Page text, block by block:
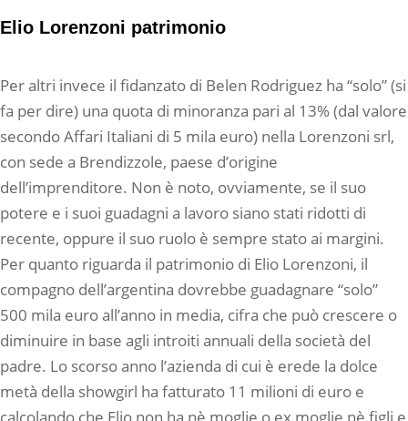
Elio Lorenzoni patrimonio
Per altri invece il fidanzato di Belen Rodriguez ha “solo” (si
fa per dire) una quota di minoranza pari al 13% (dal valore
secondo Affari Italiani di 5 mila euro) nella Lorenzoni srl,
con sede a Brendizzole, paese d’origine
dell’imprenditore. Non è noto, ovviamente, se il suo
potere e i suoi guadagni a lavoro siano stati ridotti di
recente, oppure il suo ruolo è sempre stato ai margini.
Per quanto riguarda il patrimonio di Elio Lorenzoni, il
compagno dell’argentina dovrebbe guadagnare “solo”
500 mila euro all’anno in media, cifra che può crescere o
diminuire in base agli introiti annuali della società del
padre. Lo scorso anno l’azienda di cui è erede la dolce
metà della showgirl ha fatturato 11 milioni di euro e
calcolando che Elio non ha nè moglie o ex moglie nè figli e